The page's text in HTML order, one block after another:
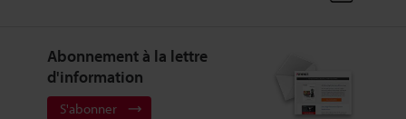
Abonnement à la lettre
d'information
S'abonner